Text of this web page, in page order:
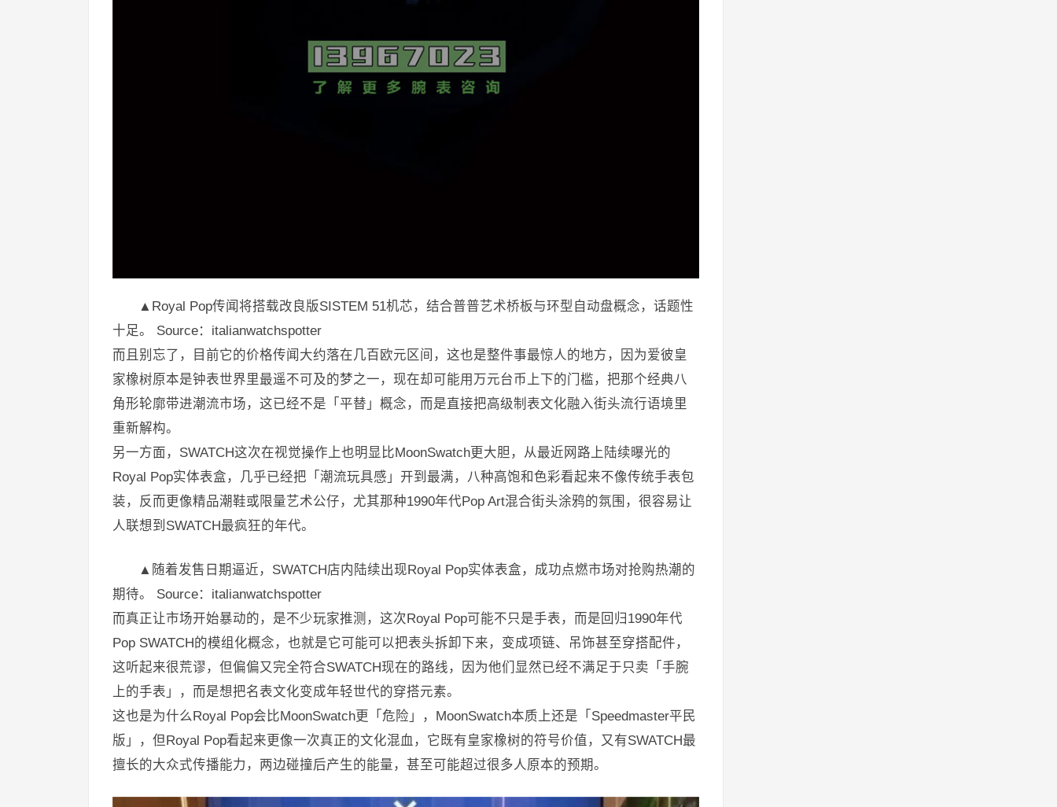
▲Royal Pop传闻将搭载改良版SISTEM 51机芯，结合普普艺术桥板与环型自动盘概念，话题性
十足。 Source：italianwatchspotter
而且别忘了，目前它的价格传闻大约落在几百欧元区间，这也是整件事最惊人的地方，因为爱彼皇
家橡树原本是钟表世界里最遥不可及的梦之一，现在却可能用万元台币上下的门槛，把那个经典八
角形轮廓带进潮流市场，这已经不是「平替」概念，而是直接把高级制表文化融入街头流行语境里
重新解构。
另一方面，SWATCH这次在视觉操作上也明显比MoonSwatch更大胆，从最近网路上陆续曝光的
Royal Pop实体表盒，几乎已经把「潮流玩具感」开到最满，八种高饱和色彩看起来不像传统手表包
装，反而更像精品潮鞋或限量艺术公仔，尤其那种1990年代Pop Art混合街头涂鸦的氛围，很容易让
人联想到SWATCH最疯狂的年代。
▲随着发售日期逼近，SWATCH店内陆续出现Royal Pop实体表盒，成功点燃市场对抢购热潮的
期待。 Source：italianwatchspotter
而真正让市场开始暴动的，是不少玩家推测，这次Royal Pop可能不只是手表，而是回归1990年代
Pop SWATCH的模组化概念，也就是它可能可以把表头拆卸下来，变成项链、吊饰甚至穿搭配件，
这听起来很荒谬，但偏偏又完全符合SWATCH现在的路线，因为他们显然已经不满足于只卖「手腕
上的手表」，而是想把名表文化变成年轻世代的穿搭元素。
这也是为什么Royal Pop会比MoonSwatch更「危险」，MoonSwatch本质上还是「Speedmaster平民
版」，但Royal Pop看起来更像一次真正的文化混血，它既有皇家橡树的符号价值，又有SWATCH最
擅长的大众式传播能力，两边碰撞后产生的能量，甚至可能超过很多人原本的预期。